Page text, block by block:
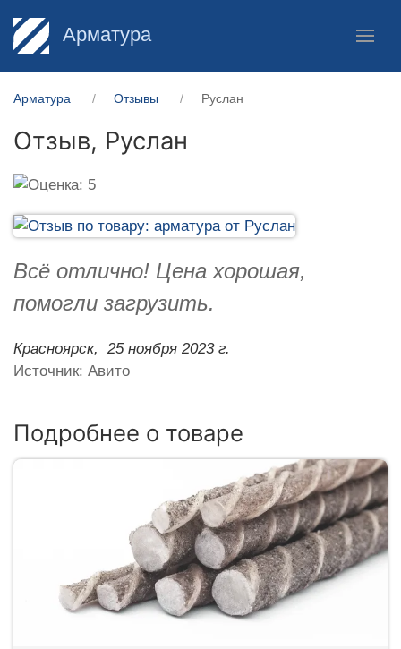
Арматура
Арматура Отзывы Руслан
Отзыв, Руслан
Всё отлично! Цена хорошая,
помогли загрузить.
Красноярск,
25 ноября 2023 г.
Источник: Авито
Подробнее о товаре